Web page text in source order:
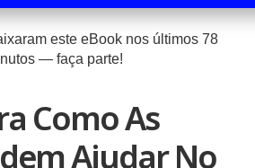
este eBook nos últimos 78
— faça parte!
Como As
Ajudar No